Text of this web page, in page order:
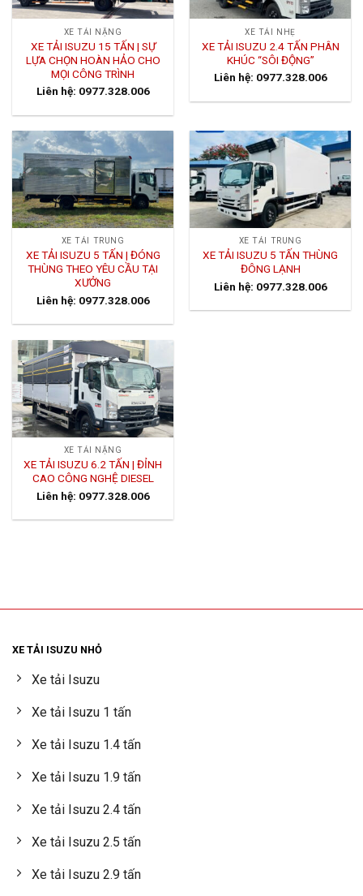
XE TẢI NẶNG
XE TẢI ISUZU 15 TẤN | SỰ
LỰA CHỌN HOÀN HẢO CHO
MỌI CÔNG TRÌNH
Liên hệ: 0977.328.006
XE TẢI NHẸ
XE TẢI ISUZU 2.4 TẤN PHÂN
KHÚC “SÔI ĐỘNG”
Liên hệ: 0977.328.006
XE TẢI TRUNG
XE TẢI ISUZU 5 TẤN | ĐÓNG
THÙNG THEO YÊU CẦU TẠI
XƯỞNG
Liên hệ: 0977.328.006
XE TẢI TRUNG
XE TẢI ISUZU 5 TẤN THÙNG
ĐÔNG LẠNH
Liên hệ: 0977.328.006
XE TẢI NẶNG
XE TẢI ISUZU 6.2 TẤN | ĐỈNH
CAO CÔNG NGHỆ DIESEL
Liên hệ: 0977.328.006
XE TẢI ISUZU NHỎ
Xe tải Isuzu
Xe tải Isuzu 1 tấn
Xe tải Isuzu 1.4 tấn
Xe tải Isuzu 1.9 tấn
Xe tải Isuzu 2.4 tấn
Xe tải Isuzu 2.5 tấn
Xe tải Isuzu 2.9 tấn